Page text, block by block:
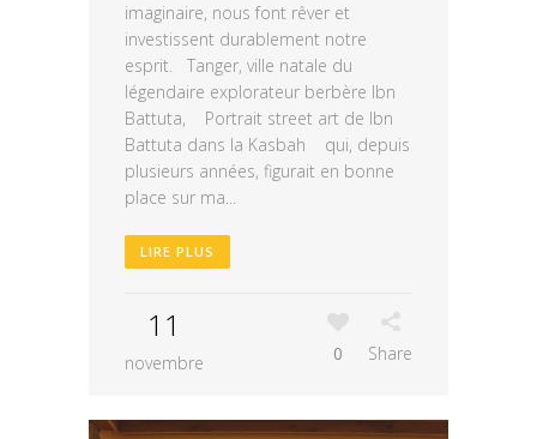
imaginaire, nous font rêver et
investissent durablement notre
esprit. Tanger, ville natale du
légendaire explorateur berbère Ibn
Battuta, Portrait street art de Ibn
Battuta dans la Kasbah qui, depuis
plusieurs années, figurait en bonne
place sur ma...
LIRE PLUS
11
novembre 0 Share